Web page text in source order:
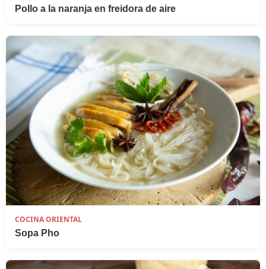
Pollo a la naranja en freidora de aire
COCINA ORIENTAL
Sopa Pho